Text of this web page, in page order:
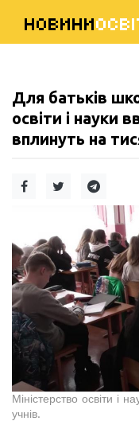
НОВИНИ
Для батьків
освіти і науки
вплинуть на
Міністерство освіти і
учнів.